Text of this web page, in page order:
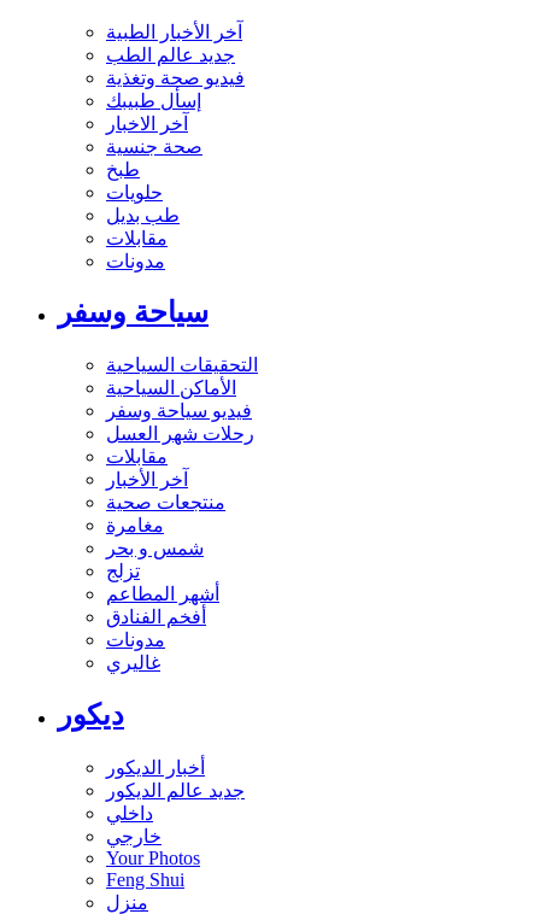
آخر الأخبار الطبية
جديد عالم الطب
فيديو صحة وتغذية
إسأل طبيبك
آخر الاخبار
صحة جنسية
طبخ
حلويات
طب بديل
مقابلات
مدونات
سياحة وسفر
التحقيقات السياحية
الأماكن السياحية
فيديو سياحة وسفر
رحلات شهر العسل
مقابلات
آخر الأخبار
منتجعات صحية
مغامرة
شمس و بحر
تزلج
أشهر المطاعم
أفخم الفنادق
مدونات
غاليري
ديكور
أخبار الديكور
جديد عالم الديكور
داخلي
خارجي
Your Photos
Feng Shui
منزل